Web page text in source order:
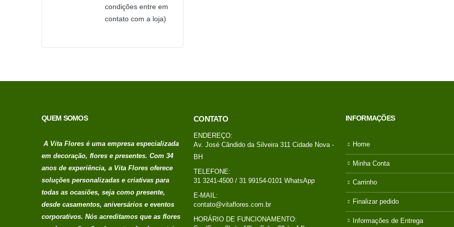
condições entre em
contato com a loja)
QUEM SOMOS
A Vita Flores é uma empresa especializada
em decoração, flores e presentes. Com 34
anos de experiência, a Vita Flores oferece
soluções personalizadas e criativas para
todas as ocasiões, seja como presente,
desde casamentos, aniversários e eventos
corporativos. Nós acreditamos que as flores
CONTATO
ENDEREÇO:
Av. José Cândido da Silveira 311 Cidade Nova -
BH
TELEFONE:
31 3241-4500 / 31 99154-0101 WhatsApp
E-MAIL:
contato@vitaflores.com.br
HORÁRIO DE FUNCIONAMENTO:
INFORMAÇÕES
Home
Minha Conta
Carrinho
Finalizar pedido
Informações de Entrega